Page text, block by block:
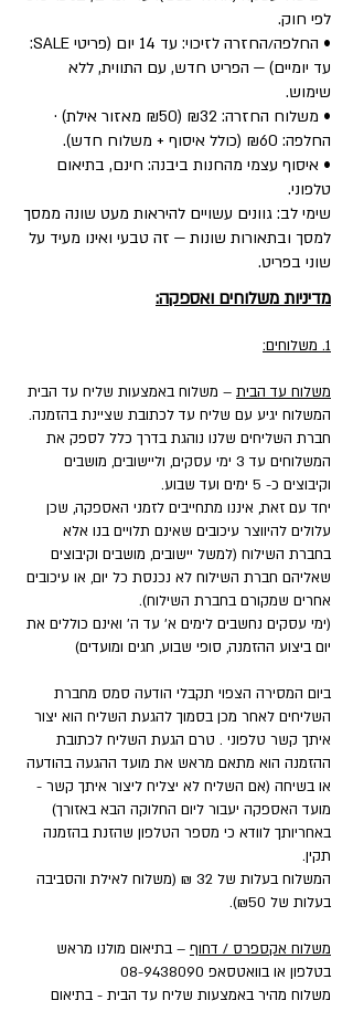
לפי חוק.
• החלפה/החזרה לזיכוי: עד 14 יום (פריטי SALE:
עד יומיים) — הפריט חדש, עם התווית, ללא
שימוש.
• משלוח החזרה: ₪32 (₪50 מאזור אילת) ·
החלפה: ₪60 (כולל איסוף + משלוח חדש).
• איסוף עצמי מהחנות ביבנה: חינם, בתיאום
טלפוני.
שימי לב: גוונים עשויים להיראות מעט שונה ממסך
למסך ובתאורות שונות — זה טבעי ואינו מעיד על
שוני בפריט.
מדיניות משלוחים ואספקה:
1. משלוחים:
משלוח עד הבית – משלוח באמצעות שליח עד הבית
המשלוח יגיע עם שליח עד לכתובת שציינת בהזמנה.
חברת השליחים שלנו נוהגת בדרך כלל לספק את
המשלוחים עד 3 ימי עסקים, וליישובים, מושבים
וקיבוצים כ- 5 ימים ועד שבוע.
יחד עם זאת, איננו מתחייבים לזמני האספקה, שכן
עלולים להיווצר עיכובים שאינם תלויים בנו אלא
בחברת השילוח (למשל יישובים, מושבים וקיבוצים
שאליהם חברת השילוח לא נכנסת כל יום, או עיכובים
אחרים שמקורם בחברת השילוח).
(ימי עסקים נחשבים לימים א' עד ה' ואינם כוללים את
יום ביצוע ההזמנה, סופי שבוע, חגים ומועדים)
ביום המסירה הצפוי תקבלי הודעה סמס מחברת
השליחים לאחר מכן בסמוך להגעת השליח הוא יצור
איתך קשר טלפוני . טרם הגעת השליח לכתובת
ההזמנה הוא מתאם מראש את מועד ההגעה בהודעה
או בשיחה (אם השליח לא יצליח ליצור איתך קשר -
מועד האספקה יעבור ליום החלוקה הבא באזורך)
באחריותך לוודא כי מספר הטלפון שהזנת בהזמנה
תקין.
המשלוח בעלות של 32 ₪ (משלוח לאילת והסביבה
בעלות של ₪50).
משלוח אקספרס / דחוף – בתיאום מולנו מראש
בטלפון או בוואטסאפ 08-9438090
משלוח מהיר באמצעות שליח עד הבית - בתיאום